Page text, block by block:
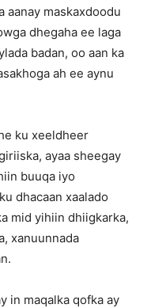
aanay maskaxdoodu
dhegaha ee laga
badan, oo aan ka
ah ee aynu
ku xeeldheer
ayaa sheegay
buuqa iyo
dhacaan xaalado
mid yihiin dhiigkarka,
xanuunnada
in maqalka qofka ay